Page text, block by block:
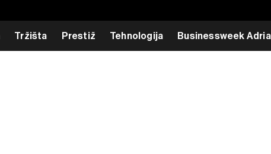
Tržišta Prestiž Tehnologija Businessweek Adria